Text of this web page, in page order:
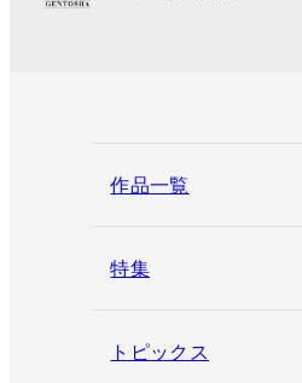
作品一覧
特集
トピックス